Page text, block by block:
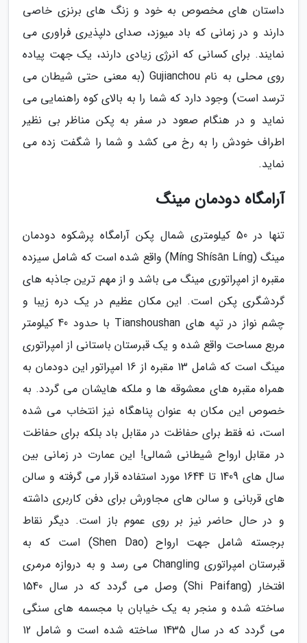
داستان های مخصوص به خود و زنگ های برنزی خاصی
دارند و در زمانی که باد میوزد، صدای دلپذیری فراوری می
نمایند. برای کسانی که انرژی زیادی دارند، یک جهت پیاده
روی محلی به نام Gujianchou (به معنی حتی شیطان می
ترسد است) وجود دارد که شما را به بالای کوه راهنمایی می
نماید و در هنگام صعود در سفر به پکن مناظر بی نظیر
اطراف خودش را به رخ می کشد و شما را شگفت زده می
نماید.
آرامگاه دودمان مینگ
تنها در 50 کیلومتری شمال پکن آرامگاه پرشکوه دودمان
مینگ (Míng Shísān Líng) واقع شده است که شامل سیزده
مقبره از امپراتوری مینگ می باشد و از مهم ترین جاذبه های
گردشگری پکن است. این مکان عظیم در یک دره زیبا و
چشم نواز در تپه های Tianshoushan با حدود 40 کیلومتر
مربع مساحت واقع شده و یک قبرستان باستانی از امپراتوری
مینگ است که شامل 13 مقبره از 16 امپراتور این دودمان به
همراه مقبره های معشوقه ها و ملکه هایشان می گردد. به
خصوص این مکان به عنوان پناهگاه نیز انتخاب می شده
است، نه فقط برای حفاظت در مقابل باد بلکه برای حفاظت
در مقابل ارواح شیطانی شمالی! این عمارت در زمانی بین
سال های 1409 تا 1644 مورد استفاده قرار می گرفته و سالن
های قربانی و سالن های مجاورش برای دفن کاربری داشته
و در حال حاضر نیز بر روی عموم باز است. دیگر نقاط
برجسته شامل جهت ارواح (Shen Dao) است که به
قبرستان امپراتوری Changling می رسد و به دروازه مرمری
افتخار (Shi Paifang) وصل می گردد که در سال 1540
ساخته شده و منجر به یک خیابان با مجسمه های سنگی
می گردد که در سال 1435 ساخته شده است و شامل 12